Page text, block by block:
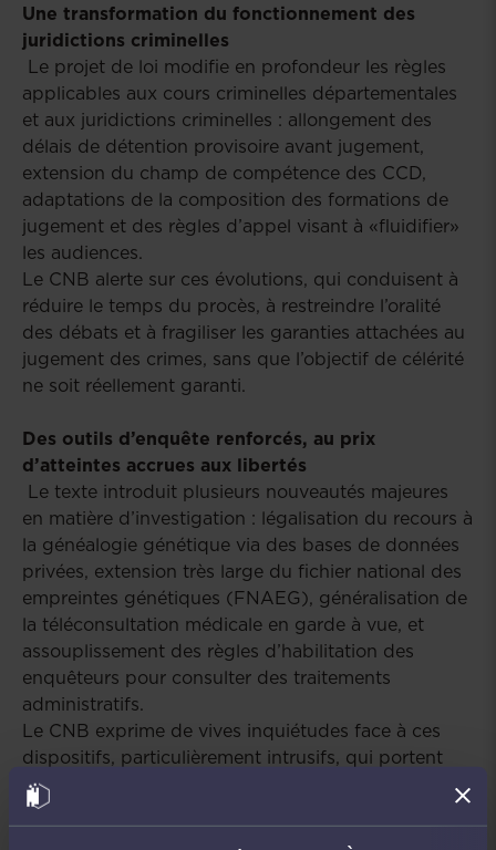
Une transformation du fonctionnement des
juridictions criminelles
Le projet de loi modifie en profondeur les règles
applicables aux cours criminelles départementales
et aux juridictions criminelles : allongement des
délais de détention provisoire avant jugement,
extension du champ de compétence des CCD,
adaptations de la composition des formations de
jugement et des règles d’appel visant à «fluidifier»
les audiences.
Le CNB alerte sur ces évolutions, qui conduisent à
réduire le temps du procès, à restreindre l’oralité
des débats et à fragiliser les garanties attachées au
jugement des crimes, sans que l’objectif de célérité
ne soit réellement garanti.
Des outils d’enquête renforcés, au prix
d’atteintes accrues aux libertés
Le texte introduit plusieurs nouveautés majeures
en matière d’investigation : légalisation du recours à
la généalogie génétique via des bases de données
privées, extension très large du fichier national des
empreintes génétiques (FNAEG), généralisation de
la téléconsultation médicale en garde à vue, et
assouplissement des règles d’habilitation des
enquêteurs pour consulter des traitements
administratifs.
Le CNB exprime de vives inquiétudes face à ces
dispositifs, particulièrement intrusifs, qui portent
atteinte au droit au respect de la vie privée et aux
garanties entourant la privation de liberté, sans